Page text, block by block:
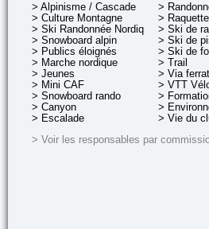
> Alpinisme / Cascade
> Culture Montagne
> Ski Randonnée Nordique
> Snowboard alpin
> Publics éloignés
> Marche nordique
> Jeunes
> Mini CAF
> Snowboard rando
> Canyon
> Escalade
>
> Raquette
> Ski de
> Ski de
> Ski de
> Trail
> Via
> VTT
>
>
> Vie du
> Voir les responsables par